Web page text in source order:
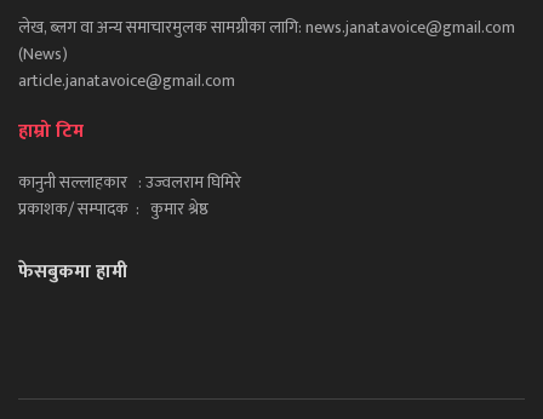
लेख, ब्लग वा अन्य समाचारमुलक सामग्रीका लागि: news.janatavoice@gmail.com
(News)
article.janatavoice@gmail.com
हाम्रो टिम
कानुनी सल्लाहकार : उज्वलराम घिमिरे
प्रकाशक/ सम्पादक : कुमार श्रेष्ठ
फेसबुकमा हामी